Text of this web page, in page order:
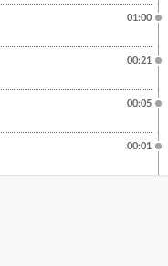
01:00
00:21
00:05
00:01